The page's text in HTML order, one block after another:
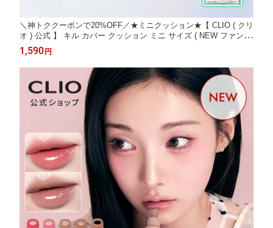
＼神トククーポンで20%OFF／★ミニクッション★【 CLIO ( クリ
オ ) 公式 】 キル カバー クッション ミニ サイズ ( NEW ファンウ
ェア・メッシュグロウエッセンシャル・ザ ニューファンウェア・
スキン フィクサー )｜ ファンデーション カバー ツヤ
1,590円